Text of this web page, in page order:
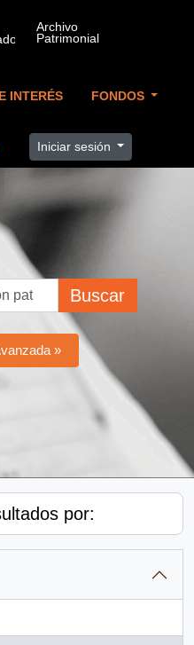
INTERÉS FONDOS
Iniciar sesión
Buscar
»
por: